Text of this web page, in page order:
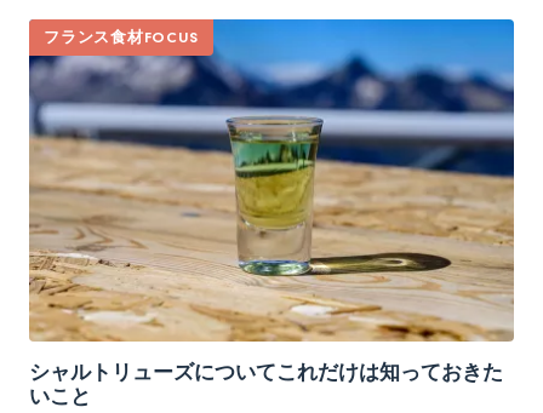
フランス食材FOCUS
シャルトリューズについてこれだけは知っておきた
いこと